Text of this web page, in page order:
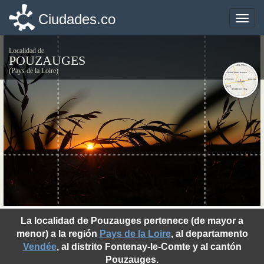
Toggle
Ciudades.co
Localidad de
POUZAUGES
(Pays de la Loire)
La localidad de Pouzauges pertenece (de mayor a
menor) a la región Pays de la Loire, al departamento
Vendée, al distrito Fontenay-le-Comte y al cantón
Pouzauges.
Toggle
Ciudades.co